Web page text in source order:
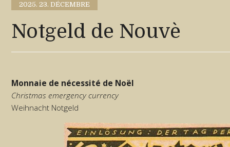
2025. 23. DÉCEMBRE
Notgeld de Nouvè
Monnaie de nécessité de Noël
Christmas emergency currency
Weihnacht Notgeld